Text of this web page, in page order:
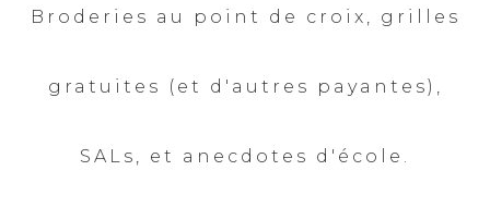
Broderies au point de croix, grilles
gratuites (et d'autres payantes),
SALs, et anecdotes d'école.